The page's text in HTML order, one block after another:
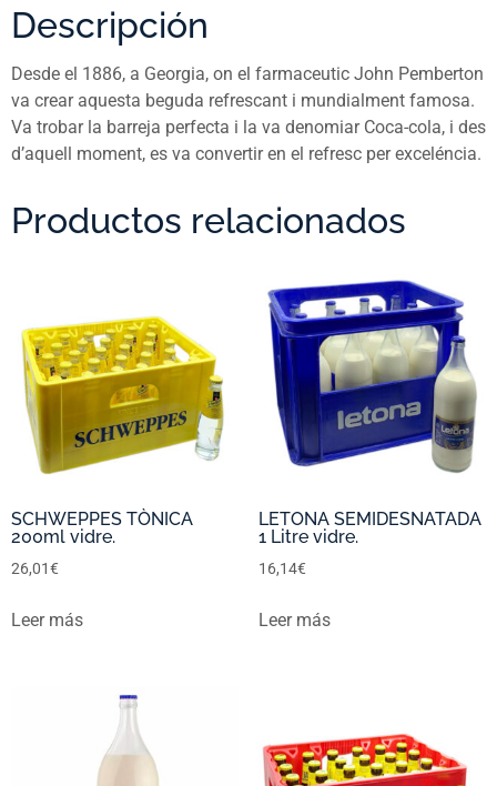
de
para
este
producto
Descripción
Desde el 1886, a Georgia, on el farmaceutic John Pemberton
va crear aquesta beguda refrescant i mundialment famosa.
Va trobar la barreja perfecta i la va denomiar Coca-cola, i des
d’aquell moment, es va convertir en el refresc per exceléncia.
Productos relacionados
SCHWEPPES TÒNICA
200ml vidre.
26,01€
Leer más
LETONA SEMIDESNATADA
1 Litre vidre.
16,14€
Leer más